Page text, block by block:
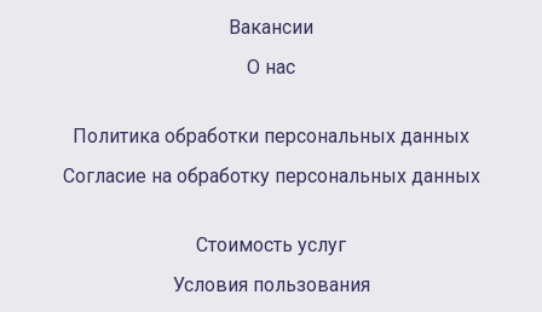
Вакансии
О нас
Политика обработки персональных данных
Согласие на обработку персональных данных
Стоимость услуг
Условия пользования